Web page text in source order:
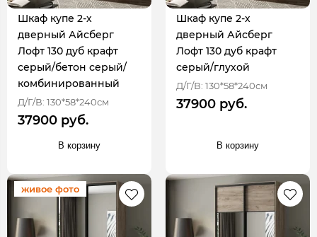
Шкаф купе 2-х
дверный Айсберг
Лофт 130 дуб крафт
серый/бетон серый/
комбинированный
Д/Г/В: 130*58*240см
37900 руб.
В корзину
Шкаф купе 2-х
дверный Айсберг
Лофт 130 дуб крафт
серый/глухой
Д/Г/В: 130*58*240см
37900 руб.
В корзину
живое фото